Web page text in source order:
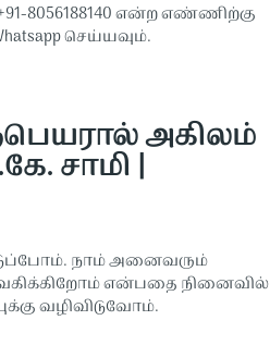
8056188140 என்ற எண்ணிற்கு
செய்யவும்.
அகிலம்
சாமி |
நாம் அனைவரும்
வகிக்கிறோம் என்பதை நினைவில்
வழிவிடுவோம்.